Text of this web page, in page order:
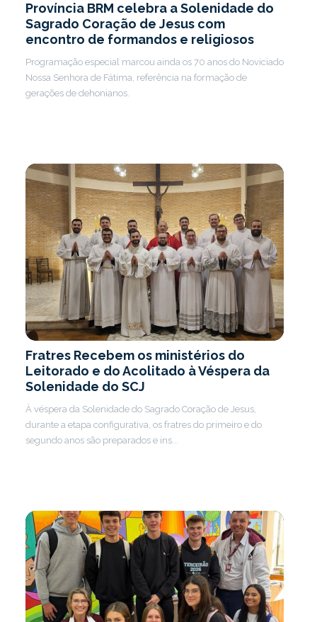
Província BRM celebra a Solenidade do
Sagrado Coração de Jesus com
encontro de formandos e religiosos
Programação especial marcou ainda os 70 anos do Noviciado
Nossa Senhora de Fátima, referência na formação de
gerações de dehonianos.
Fratres Recebem os ministérios do
Leitorado e do Acolitado à Véspera da
Solenidade do SCJ
À véspera da Solenidade do Sagrado Coração de Jesus,
durante a etapa configurativa, os fratres do primeiro e do
segundo anos são preparados e ins...